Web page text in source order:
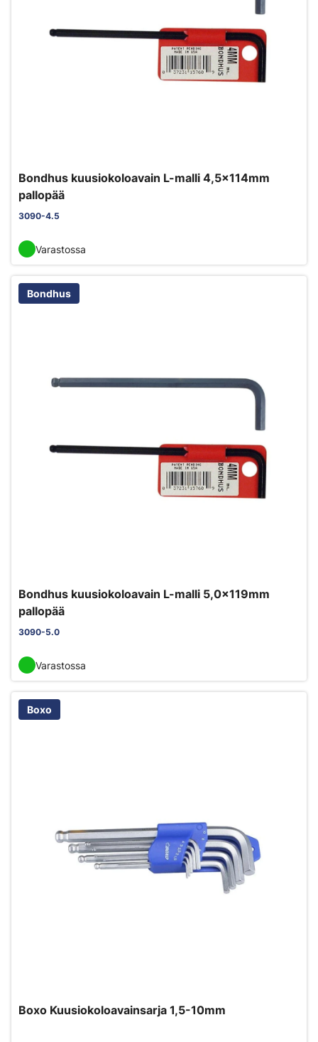
Bondhus kuusiokoloavain L-malli 4,5x114mm
pallopää
3090-4.5
Varastossa
Bondhus
Bondhus kuusiokoloavain L-malli 5,0x119mm
pallopää
3090-5.0
Varastossa
Boxo
Boxo Kuusiokoloavainsarja 1,5-10mm